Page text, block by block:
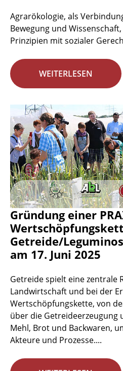
Agrarökologie, als
Bewegung und
Prinzipien mit sozialer
WEITERLESEN
Gründung einer
Getreide/
am 17. Juni 2025
Getreide spielt eine zentrale
Landwirtschaft und bei der
Wertschöpfungskette, von
über die Getreideerzeugung
Mehl, Brot und Backwaren,
Akteure und Prozesse....